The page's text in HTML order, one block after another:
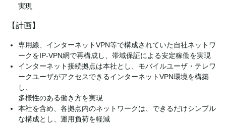
実現
【計画】
専用線、インターネットVPN等で構成されていた自社ネットワ
ークをIP-VPN網で再構成し、帯域保証による安定稼働を実現
インターネット接続拠点は本社とし、モバイルユーザ・テレワ
ークユーザがアクセスできるインターネットVPN環境を構築
し、
多様性のある働き方を実現
本社を含め、各拠点内のネットワークは、できるだけシンプル
な構成とし、運用負荷を軽減